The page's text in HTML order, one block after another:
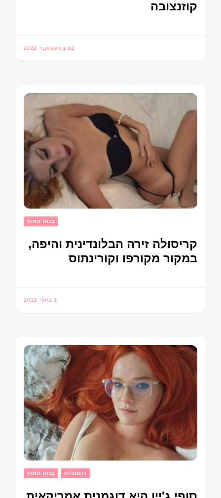
קוזנצובה
12 בספטמבר 2022
בנות חמות
קריסולה זירה הבלונדינית והיפה,
במקור מקורפו וקורינתוס
1 ביולי 2022
בנות חמות דוגמניות